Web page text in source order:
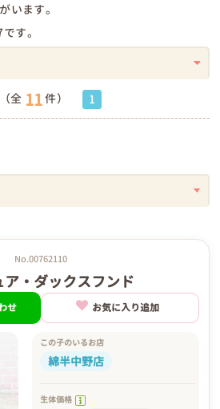
います。
す。
全 11件） 1
No.00762110
ア・ダックスフンド
せ お気に入り追加
この子のいるお店
綿半中野店
生体価格